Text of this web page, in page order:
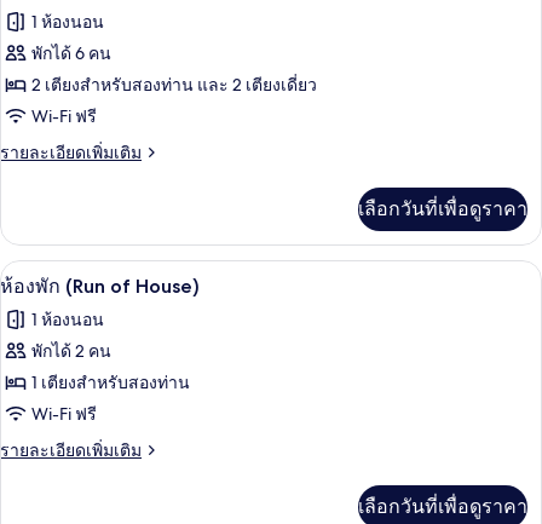
โค
โน
ทวิ
น
ภาพถ่าย
ทั้งหมด
ของ
ห้อง
พัก
1 ห้องนอน
พักได้ 6 คน
2 เตียงสำหรับสองท่าน และ 2 เตียงเดี่ยว
Wi-Fi ฟรี
รายละเอียดเพิ่มเติม
ราย
เกี่ยว
กับ
ห้อง
(Super)
เลือกวันที่เพื่อดูราคา
เปิด
ภาพถ่าย
ทั้งหมด
ของ
ห้อง
พัก
โต๊ะทำงาน, ห้องเก็บเสียง, Wi-Fi ฟรี, ผ้
4
ห้องพัก (Run of House)
1 ห้องนอน
พักได้ 2 คน
1 เตียงสำหรับสองท่าน
Wi-Fi ฟรี
รายละเอียดเพิ่มเติม
ราย
เลือกวันที่เพื่อดูราคา